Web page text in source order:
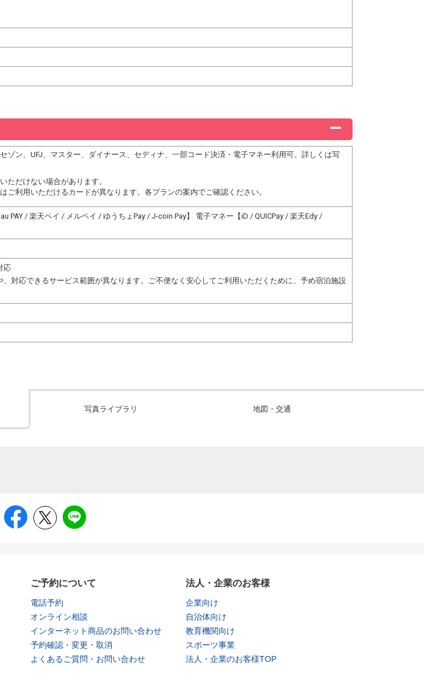
ゾン、UFJ、マスター、ダイナース、セディナ、一部コード決済・電子マネー利用可。詳しくは写
ただけない場合があります。
ご利用いただけるカードが異なります。各プランの案内でご確認ください。
PAY / 楽天ペイ / メルペイ / ゆうちょPay / J-coin Pay】 電子マネー【iD / QUICPay / 楽天Edy /
応
対応できるサービス範囲が異なります。ご不便なく安心してご利用いただくために、予め宿泊施設
写真ライブラリ 地図・交通
ご予約について
電話予約
オンライン相談
インターネット商品のお問い合わせ
予約確認・変更・取消
よくあるご質問・お問い合わせ
法人・企業のお客様
企業向け
自治体向け
教育機関向け
スポーツ事業
法人・企業のお客様TOP